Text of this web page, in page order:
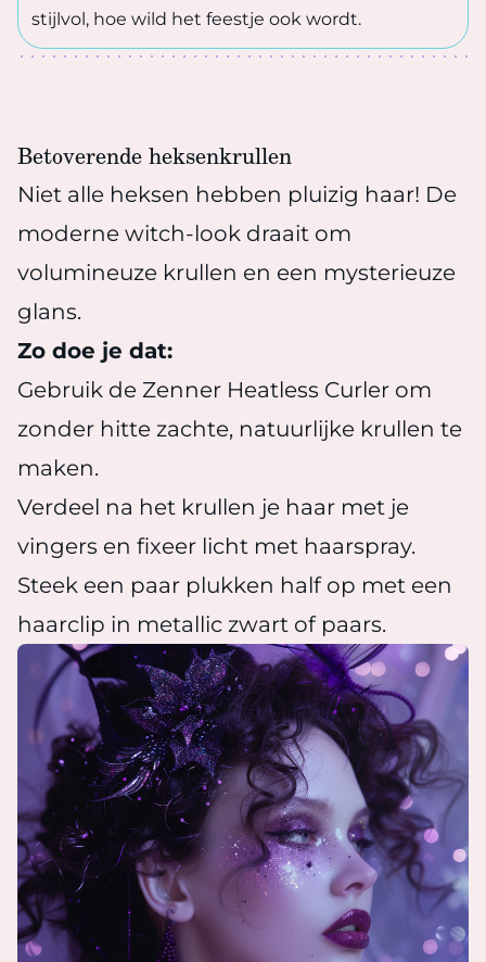
stijlvol, hoe wild het feestje ook wordt.
Betoverende heksenkrullen
Niet alle heksen hebben pluizig haar! De
moderne witch-look draait om
volumineuze krullen en een mysterieuze
glans.
Zo doe je dat:
Gebruik de Zenner Heatless Curler om
zonder hitte zachte, natuurlijke krullen te
maken.
Verdeel na het krullen je haar met je
vingers en fixeer licht met haarspray.
Steek een paar plukken half op met een
haarclip in metallic zwart of paars.